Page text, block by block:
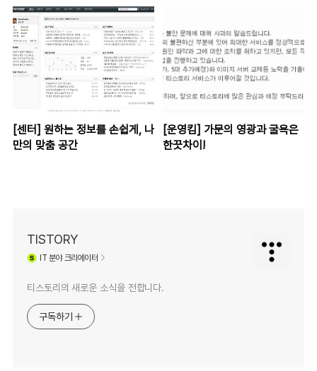
[센터] 원하는 정보를 손쉽게, 나
만의 맞춤 공간
[운영킴] 가문의 영광과 굴욕은
한끗차이!
TISTORY
IT 분야 크리에이터
티스토리의 새로운 소식을 전합니다.
구독하기